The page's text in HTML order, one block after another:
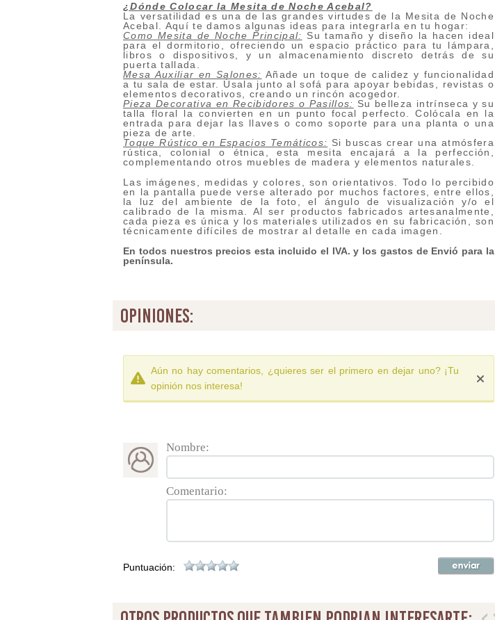
¿Dónde Colocar la Mesita de Noche Acebal?
La versatilidad es una de las grandes virtudes de la Mesita de Noche
Acebal. Aquí te damos algunas ideas para integrarla en tu hogar:
Como Mesita de Noche Principal: Su tamaño y diseño la hacen ideal
para el dormitorio, ofreciendo un espacio práctico para tu lámpara,
libros o dispositivos, y un almacenamiento discreto detrás de su
puerta tallada.
Mesa Auxiliar en Salones: Añade un toque de calidez y funcionalidad
a tu sala de estar. Úsala junto al sofá para apoyar bebidas, revistas o
elementos decorativos, creando un rincón acogedor.
Pieza Decorativa en Recibidores o Pasillos: Su belleza intrínseca y su
talla floral la convierten en un punto focal perfecto. Colócala en la
entrada para dejar las llaves o como soporte para una planta o una
pieza de arte.
Toque Rústico en Espacios Temáticos: Si buscas crear una atmósfera
rústica, colonial o étnica, esta mesita encajará a la perfección,
complementando otros muebles de madera y elementos naturales.
Las imágenes, medidas y colores, son orientativos. Todo lo percibido
en la pantalla puede verse alterado por muchos factores, entre ellos,
la luz del ambiente de la foto, el ángulo de visualización y/o el
calibrado de la misma. Al ser productos fabricados artesanalmente,
cada pieza es única y los materiales utilizados en su fabricación, son
técnicamente difíciles de mostrar al detalle en cada imagen.
En todos nuestros precios esta incluido el IVA. y los gastos de Envió para la
península.
opiniones:
Aún no hay comentarios, ¿quieres ser el primero en dejar uno? ¡Tu
opinión nos interesa!
Nombre:
Comentario:
Puntuación: